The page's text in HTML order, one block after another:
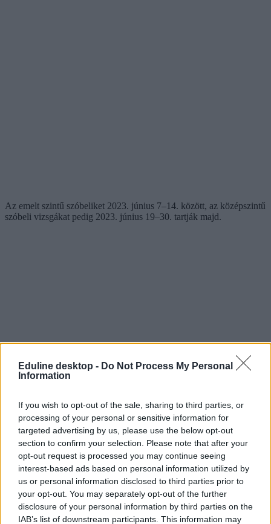
Eduline desktop - Do Not Process My Personal
Information
If you wish to opt-out of the sale, sharing to third parties, or
processing of your personal or sensitive information for
targeted advertising by us, please use the below opt-out
section to confirm your selection. Please note that after your
opt-out request is processed you may continue seeing
interest-based ads based on personal information utilized by
us or personal information disclosed to third parties prior to
your opt-out. You may separately opt-out of the further
disclosure of your personal information by third parties on the
IAB’s list of downstream participants. This information may
Az emelt szintű szóbeliket 2023. június 7–14. között, az középszintű
szóbeli vizsgákat pedig 2023. június 19–30. tartják majd.